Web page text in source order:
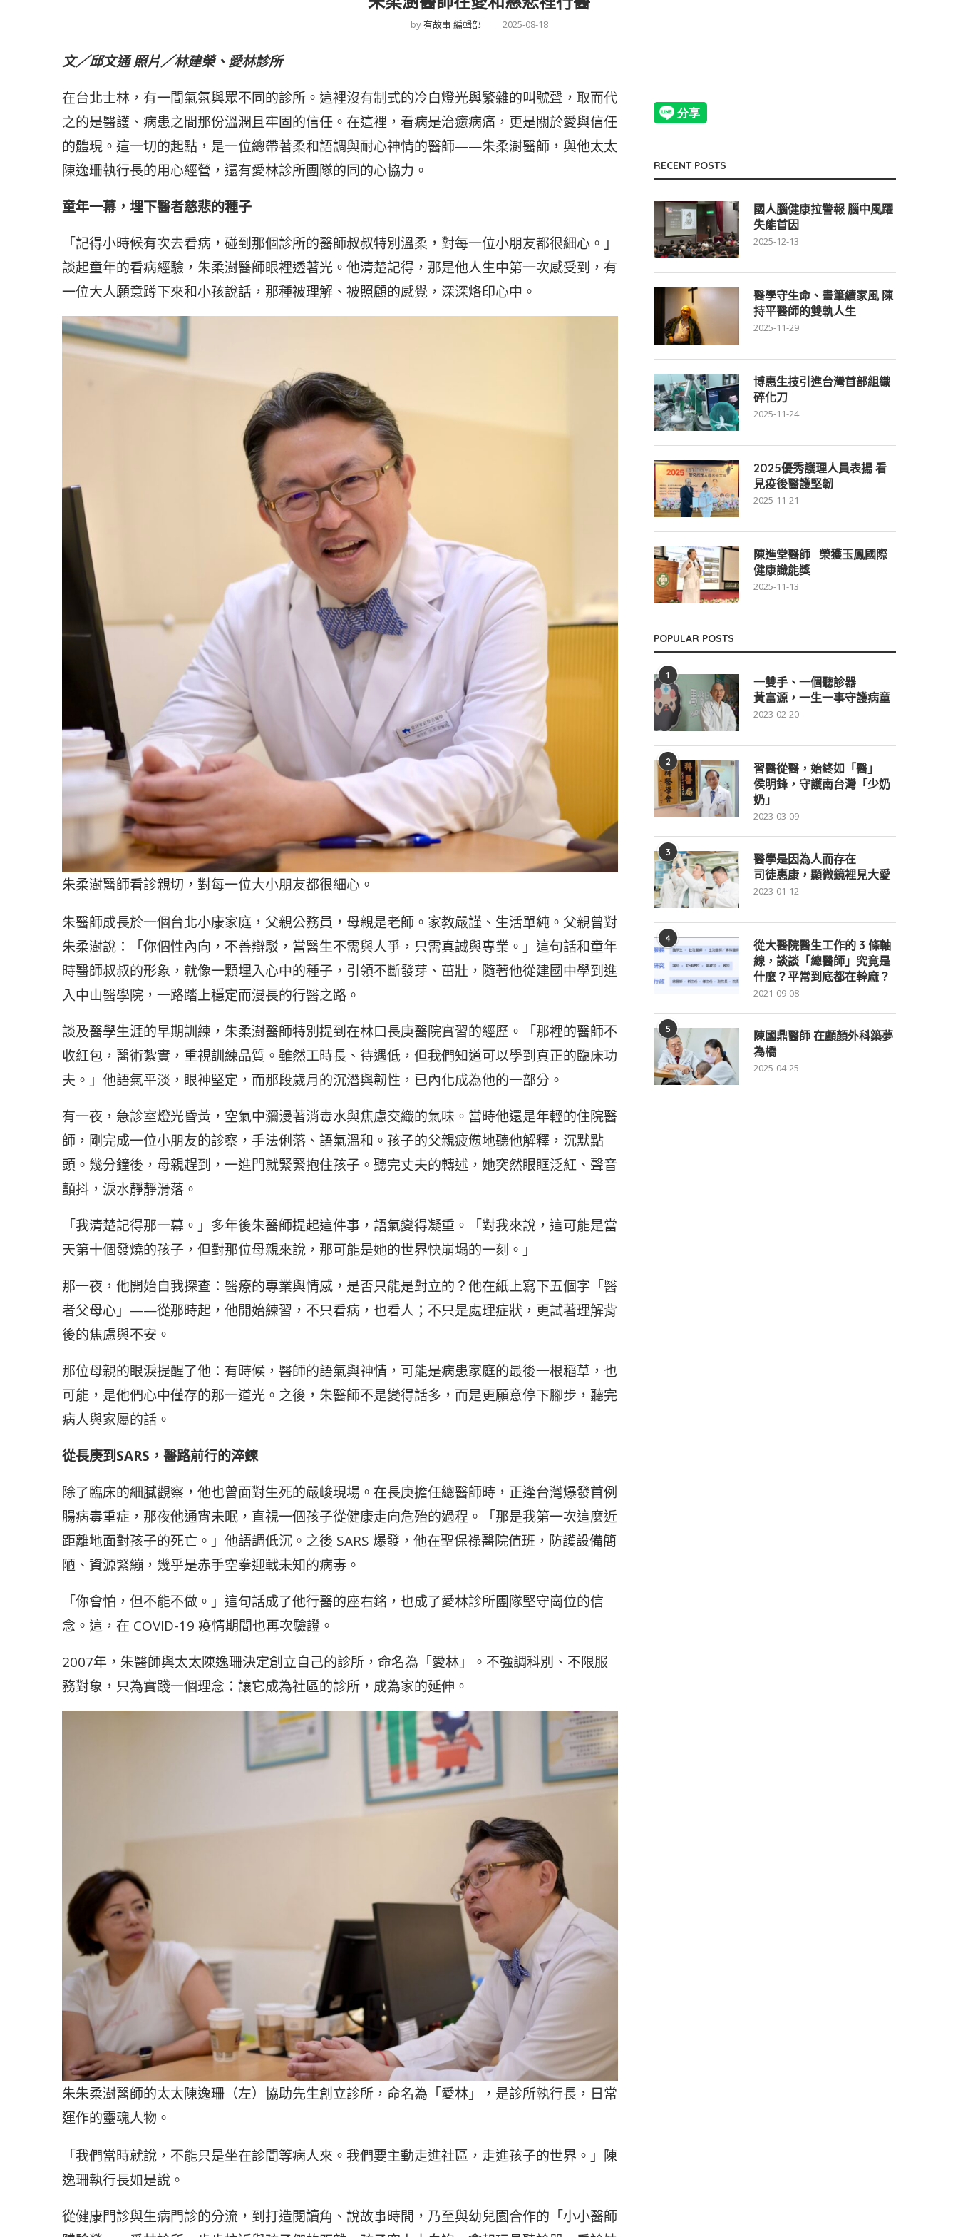
by有故事 編輯部 2025-08-18
文／邱文通 照片／林建榮、愛林診所
在台北士林，有一間氣氛與眾不同的診所。這裡沒有制式的冷白燈光與繁雜的叫號聲，取而代
之的是醫護、病患之間那份溫潤且牢固的信任。在這裡，看病是治癒病痛，更是關於愛與信任
的體現。這一切的起點，是一位總帶著柔和語調與耐心神情的醫師——朱柔澍醫師，與他太太
陳逸珊執行長的用心經營，還有愛林診所團隊的同的心協力。
童年一幕，埋下醫者慈悲的種子
「記得小時候有次去看病，碰到那個診所的醫師叔叔特別溫柔，對每一位小朋友都很細心。」
談起童年的看病經驗，朱柔澍醫師眼裡透著光。他清楚記得，那是他人生中第一次感受到，有
一位大人願意蹲下來和小孩說話，那種被理解、被照顧的感覺，深深烙印心中。
朱柔澍醫師看診親切，對每一位大小朋友都很細心。
朱醫師成長於一個台北小康家庭，父親公務員，母親是老師。家教嚴謹、生活單純。父親曾對
朱柔澍說：「你個性內向，不善辯駁，當醫生不需與人爭，只需真誠與專業。」這句話和童年
時醫師叔叔的形象，就像一顆埋入心中的種子，引領不斷發芽、茁壯，隨著他從建國中學到進
入中山醫學院，一路踏上穩定而漫長的行醫之路。
談及醫學生涯的早期訓練，朱柔澍醫師特別提到在林口長庚醫院實習的經歷。「那裡的醫師不
收紅包，醫術紮實，重視訓練品質。雖然工時長、待遇低，但我們知道可以學到真正的臨床功
夫。」他語氣平淡，眼神堅定，而那段歲月的沉潛與韌性，已內化成為他的一部分。
有一夜，急診室燈光昏黃，空氣中瀰漫著消毒水與焦慮交織的氣味。當時他還是年輕的住院醫
師，剛完成一位小朋友的診察，手法俐落、語氣溫和。孩子的父親疲憊地聽他解釋，沉默點
頭。幾分鐘後，母親趕到，一進門就緊緊抱住孩子。聽完丈夫的轉述，她突然眼眶泛紅、聲音
顫抖，淚水靜靜滑落。
「我清楚記得那一幕。」多年後朱醫師提起這件事，語氣變得凝重。「對我來說，這可能是當
天第十個發燒的孩子，但對那位母親來說，那可能是她的世界快崩塌的一刻。」
那一夜，他開始自我探查：醫療的專業與情感，是否只能是對立的？他在紙上寫下五個字「醫
者父母心」——從那時起，他開始練習，不只看病，也看人；不只是處理症狀，更試著理解背
後的焦慮與不安。
那位母親的眼淚提醒了他：有時候，醫師的語氣與神情，可能是病患家庭的最後一根稻草，也
可能，是他們心中僅存的那一道光。之後，朱醫師不是變得話多，而是更願意停下腳步，聽完
病人與家屬的話。
從長庚到SARS，醫路前行的淬鍊
除了臨床的細膩觀察，他也曾面對生死的嚴峻現場。在長庚擔任總醫師時，正逢台灣爆發首例
腸病毒重症，那夜他通宵未眠，直視一個孩子從健康走向危殆的過程。「那是我第一次這麼近
距離地面對孩子的死亡。」他語調低沉。之後 SARS 爆發，他在聖保祿醫院值班，防護設備簡
陋、資源緊繃，幾乎是赤手空拳迎戰未知的病毒。
「你會怕，但不能不做。」這句話成了他行醫的座右銘，也成了愛林診所團隊堅守崗位的信
念。這，在 COVID-19 疫情期間也再次驗證。
2007年，朱醫師與太太陳逸珊決定創立自己的診所，命名為「愛林」。不強調科別、不限服
務對象，只為實踐一個理念：讓它成為社區的診所，成為家的延伸。
朱朱柔澍醫師的太太陳逸珊（左）協助先生創立診所，命名為「愛林」，是診所執行長，日常
運作的靈魂人物。
「我們當時就說，不能只是坐在診間等病人來。我們要主動走進社區，走進孩子的世界。」陳
逸珊執行長如是說。
從健康門診與生病門診的分流，到打造閱讀角、說故事時間，乃至與幼兒園合作的「小小醫師
RECENT POSTS
國人腦健康拉警報 腦中風躍
失能首因
2025-12-13
醫學守生命、畫筆續家風 陳
持平醫師的雙軌人生
2025-11-29
博惠生技引進台灣首部組織
碎化刀
2025-11-24
2025優秀護理人員表揚 看
見疫後醫護堅韌
2025-11-21
陳進堂醫師 榮獲玉鳳國際
健康識能獎
2025-11-13
POPULAR POSTS
1
一雙手、一個聽診器
黃富源，一生一事守護病童
2023-02-20
2
習醫從醫，始終如「醫」
侯明鋒，守護南台灣「少奶
奶」
2023-03-09
3
醫學是因為人而存在
司徒惠康，顯微鏡裡見大愛
2023-01-12
4
從大醫院醫生工作的 3 條軸
線，談談「總醫師」究竟是
什麼？平常到底都在幹麻？
2021-09-08
5
陳國鼎醫師 在顱顏外科築夢
為橋
2025-04-25